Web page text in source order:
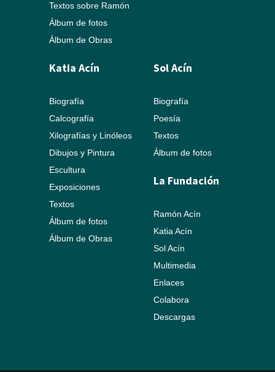
Textos sobre Ramón
Álbum de fotos
Álbum de Obras
Katia Acín
Biografía
Calcografía
Xilografías y Linóleos
Dibujos y Pintura
Escultura
Exposiciones
Textos
Álbum de fotos
Álbum de Obras
Sol Acín
Biografía
Poesía
Textos
Álbum de fotos
La Fundación
Ramón Acín
Katia Acín
Sol Acín
Multimedia
Enlaces
Colabora
Descargas